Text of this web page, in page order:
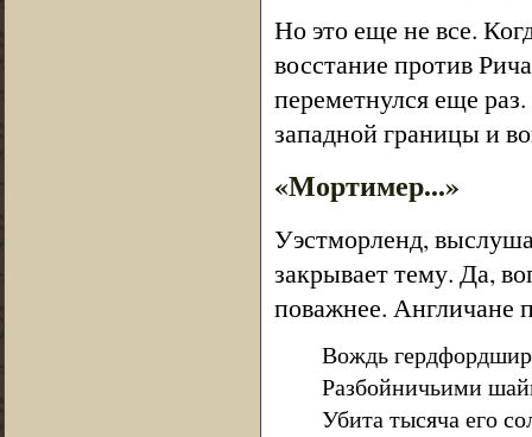
Но это еще не все.
восстание против
переметнулся еще
западной границы и
«Мортимер...»
Уэстморленд,
закрывает тему. Да,
поважнее. Англичане
Вождь
Разбойничьими
Убита тысяча его